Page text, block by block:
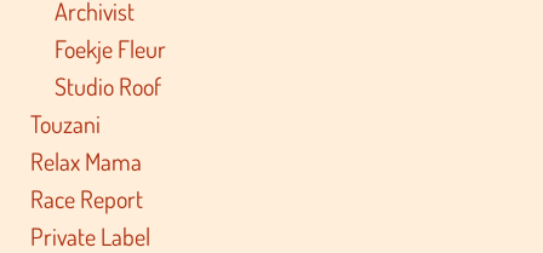
Archivist
Foekje Fleur
Studio Roof
Touzani
Relax Mama
Race Report
Private Label